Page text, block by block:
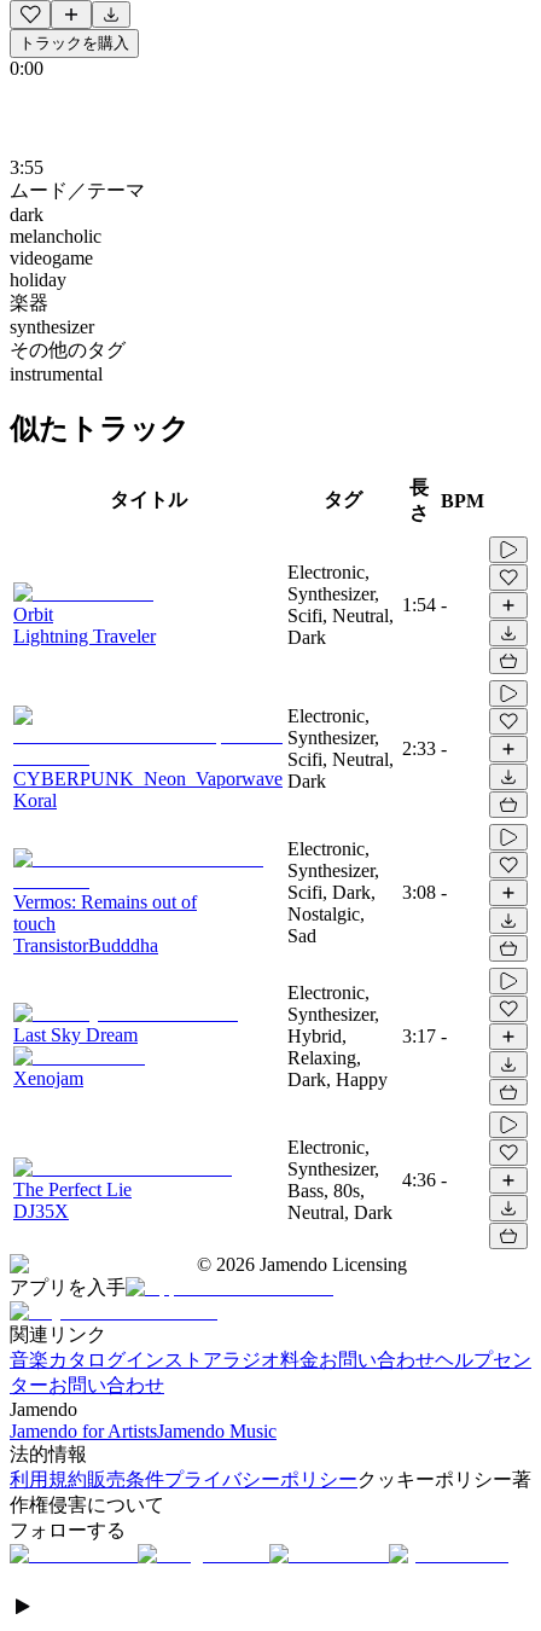
トラックを購入
0:00
3:55
ムード／テーマ
dark
melancholic
videogame
holiday
楽器
synthesizer
その他のタグ
instrumental
似たトラック
タイトル タグ
長
さ
BPM
Orbit
Lightning Traveler
Electronic,
Synthesizer,
Scifi, Neutral,
Dark
1:54 -
CYBERPUNK_Neon_Vaporwave
Koral
Electronic,
Synthesizer,
Scifi, Neutral,
Dark
2:33 -
Vermos: Remains out of
touch
TransistorBudddha
Electronic,
Synthesizer,
Scifi, Dark,
Nostalgic,
Sad
3:08 -
Last Sky Dream
Xenojam
Electronic,
Synthesizer,
Hybrid,
Relaxing,
Dark, Happy
3:17 -
The Perfect Lie
DJ35X
Electronic,
Synthesizer,
Bass, 80s,
Neutral, Dark
4:36 -
© 2026 Jamendo Licensing
アプリを入手
関連リンク
音楽カタログインストアラジオ料金お問い合わせヘルプセン
ターお問い合わせ
Jamendo
Jamendo for ArtistsJamendo Music
法的情報
利用規約販売条件プライバシーポリシークッキーポリシー著
作権侵害について
フォローする